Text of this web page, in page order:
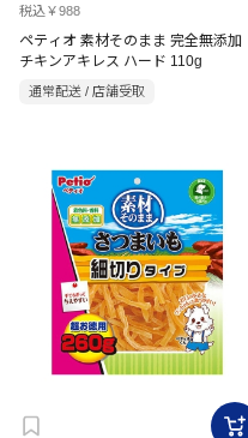
税込￥988
ペティオ 素材そのまま 完全無添加
チキンアキレス ハード 110g
通常配送 / 店舗受取